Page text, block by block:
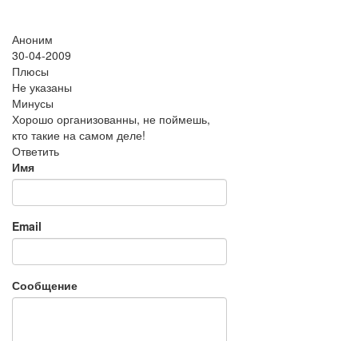
Аноним
30-04-2009
Плюсы
Не указаны
Минусы
Хорошо организованны, не поймешь,
кто такие на самом деле!
Ответить
Имя
Email
Сообщение